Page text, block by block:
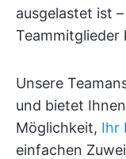
ausgelastet ist
Teammitglieder
Unsere
und bietet
Möglichkeit, Ihr
einfachen